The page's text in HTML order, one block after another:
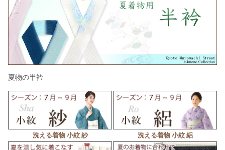
夏物の半衿
洗える着物 小紋 紗 洗える着物 小紋 絽